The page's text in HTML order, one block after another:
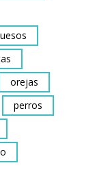
orejas
perros